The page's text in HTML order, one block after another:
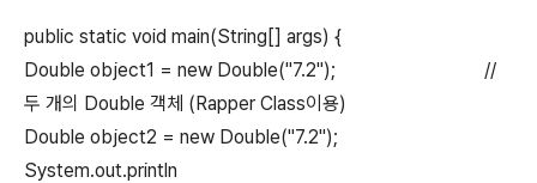
public static void main(String[] args) {
Double object1 = new Double("7.2"); //
두 개의 Double 객체 (Rapper Class이용)
Double object2 = new Double("7.2");
System.out.println